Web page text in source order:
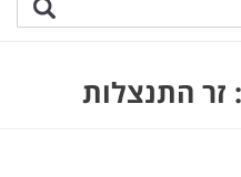
זר התנצלות